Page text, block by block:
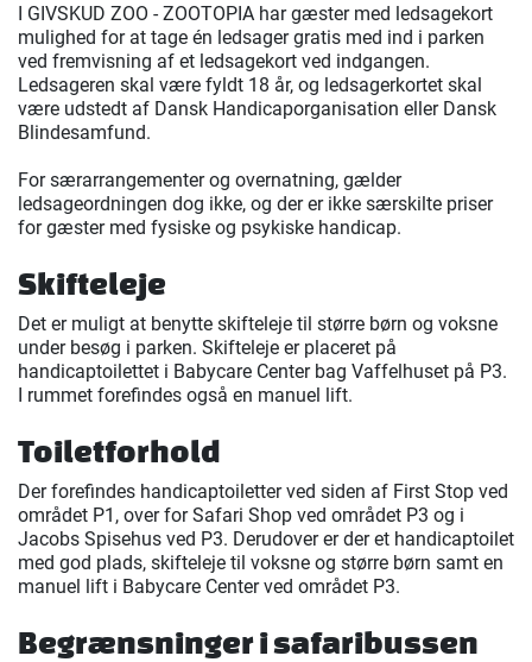
I GIVSKUD ZOO - ZOOTOPIA har gæster med ledsagekort
mulighed for at tage én ledsager gratis med ind i parken
ved fremvisning af et ledsagekort ved indgangen.
Ledsageren skal være fyldt 18 år, og ledsagerkortet skal
være udstedt af Dansk Handicaporganisation eller Dansk
Blindesamfund.
For særarrangementer og overnatning, gælder
ledsageordningen dog ikke, og der er ikke særskilte priser
for gæster med fysiske og psykiske handicap.
Skifteleje
Det er muligt at benytte skifteleje til større børn og voksne
under besøg i parken. Skifteleje er placeret på
handicaptoilettet i Babycare Center bag Vaffelhuset på P3.
I rummet forefindes også en manuel lift.
Toiletforhold
Der forefindes handicaptoiletter ved siden af First Stop ved
området P1, over for Safari Shop ved området P3 og i
Jacobs Spisehus ved P3. Derudover er der et handicaptoilet
med god plads, skifteleje til voksne og større børn samt en
manuel lift i Babycare Center ved området P3.
Begrænsninger i safaribussen